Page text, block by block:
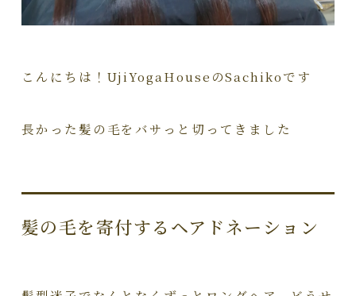
こんにちは！UjiYogaHouseのSachikoです
長かった髪の毛をバサっと切ってきました
髪の毛を寄付するヘアドネーション